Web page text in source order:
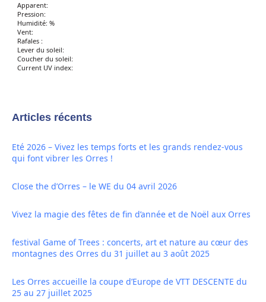
Apparent:
Pression:
Humidité: %
Vent:
Rafales :
Lever du soleil:
Coucher du soleil:
Current UV index:
Articles récents
Eté 2026 – Vivez les temps forts et les grands rendez-vous
qui font vibrer les Orres !
Close the d’Orres – le WE du 04 avril 2026
Vivez la magie des fêtes de fin d’année et de Noël aux Orres
festival Game of Trees : concerts, art et nature au cœur des
montagnes des Orres du 31 juillet au 3 août 2025
Les Orres accueille la coupe d’Europe de VTT DESCENTE du
25 au 27 juillet 2025